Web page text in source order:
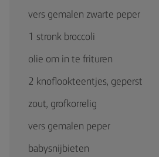
vers gemalen zwarte peper
1 stronk broccoli
olie om in te frituren
2 knoflookteentjes, geperst
zout, grofkorrelig
vers gemalen peper
babysnijbieten